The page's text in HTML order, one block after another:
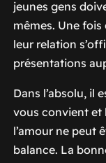
jeunes gens
mêmes. Une fois
leur relation
présentations
Dans l’absolu, il
vous convient et
l’amour ne peut
balance. La